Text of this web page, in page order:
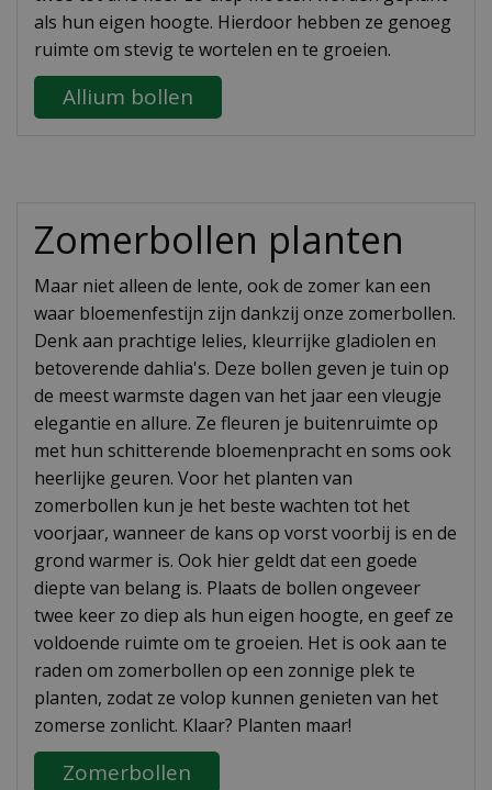
als hun eigen hoogte. Hierdoor hebben ze genoeg
ruimte om stevig te wortelen en te groeien.
Allium bollen
Zomerbollen planten
Maar niet alleen de lente, ook de zomer kan een
waar bloemenfestijn zijn dankzij onze zomerbollen.
Denk aan prachtige lelies, kleurrijke gladiolen en
betoverende dahlia's. Deze bollen geven je tuin op
de meest warmste dagen van het jaar een vleugje
elegantie en allure. Ze fleuren je buitenruimte op
met hun schitterende bloemenpracht en soms ook
heerlijke geuren. Voor het planten van
zomerbollen kun je het beste wachten tot het
voorjaar, wanneer de kans op vorst voorbij is en de
grond warmer is. Ook hier geldt dat een goede
diepte van belang is. Plaats de bollen ongeveer
twee keer zo diep als hun eigen hoogte, en geef ze
voldoende ruimte om te groeien. Het is ook aan te
raden om zomerbollen op een zonnige plek te
planten, zodat ze volop kunnen genieten van het
zomerse zonlicht. Klaar? Planten maar!
Zomerbollen